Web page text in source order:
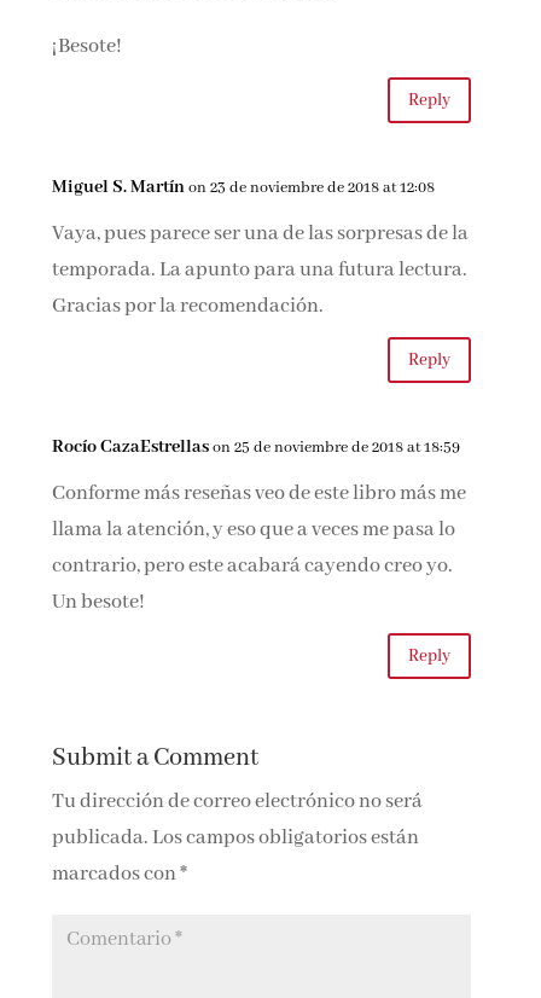
¡Besote!
Reply
Miguel S. Martínon 23 de noviembre de 2018 at 12:08
Vaya, pues parece ser una de las sorpresas de la
temporada. La apunto para una futura lectura.
Gracias por la recomendación.
Reply
Rocío CazaEstrellason 25 de noviembre de 2018 at 18:59
Conforme más reseñas veo de este libro más me
llama la atención, y eso que a veces me pasa lo
contrario, pero este acabará cayendo creo yo.
Un besote!
Reply
Submit a Comment
Tu dirección de correo electrónico no será
publicada. Los campos obligatorios están
marcados con*